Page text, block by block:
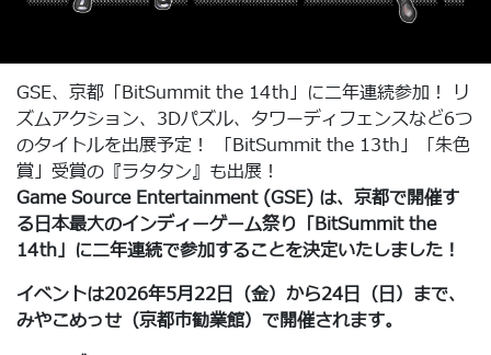
GSE、京都「BitSummit the 14th」に二年連続参加！ リ
ズムアクション、3Dパズル、タワーディフェンスなど6つ
のタイトルを出展予定！ 「BitSummit the 13th」「朱色
賞」受賞の『ラタタン』も出展！
Game Source Entertainment (GSE) は、京都で開催す
る日本最大のインディーゲーム祭り「BitSummit the
14th」に二年連続で参加することを決定いたしました！
イベントは2026年5月22日（金）から24日（日）まで、
みやこめっせ（京都市勧業館）で開催されます。